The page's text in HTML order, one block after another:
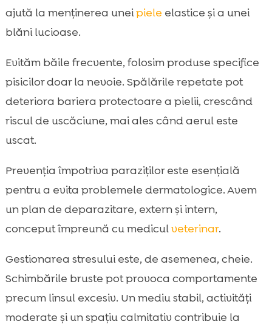
ajută la menținerea uneipiele elastice și a unei
blăni lucioase.
Evităm băile frecvente, folosim produse specifice
pisicilor doar la nevoie. Spălările repetate pot
deteriora bariera protectoare a pielii, crescând
riscul de uscăciune, mai ales când aerul este
uscat.
Prevenția împotriva paraziților este esențială
pentru a evita problemele dermatologice. Avem
un plan de deparazitare, extern și intern,
conceput împreună cu mediculveterinar.
Gestionarea stresului este, de asemenea, cheie.
Schimbările bruste pot provoca comportamente
precum linsul excesiv. Un mediu stabil, activități
moderate și un spațiu calmitativ contribuie la